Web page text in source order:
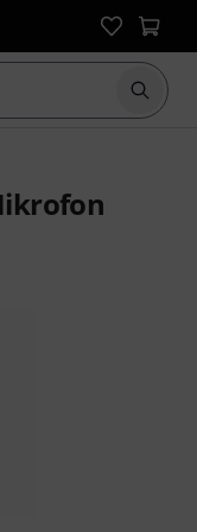
Suche
Kundenbewertungen